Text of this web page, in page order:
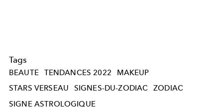
Tags
BEAUTE TENDANCES 2022
MAKEUP
STARS VERSEAU
SIGNES-DU-ZODIAC
ZODIAC
SIGNE ASTROLOGIQUE